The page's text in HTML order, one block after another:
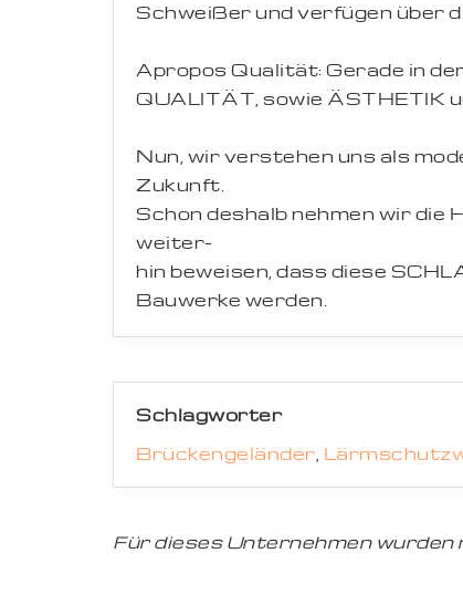
Schweißer und verfügen über
Apropos Qualität: Gerade in
QUALITÄT, sowie ÄSTHETIK
Nun, wir verstehen uns als
Zukunft.
Schon deshalb nehmen wir die
weiter-
hin beweisen, dass diese
Bauwerke werden.
Schlagwörter
Brückengeländer,
Für dieses Unternehmen wurden